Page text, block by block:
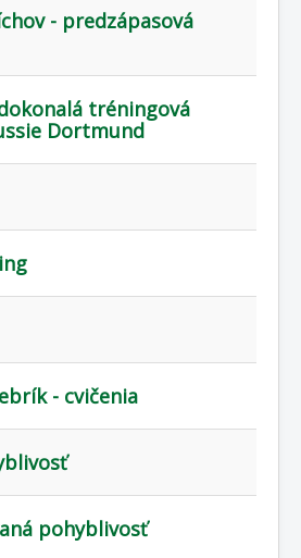
- predzápasová
tréningová
Dortmund
- cvičenia
pohyblivosť